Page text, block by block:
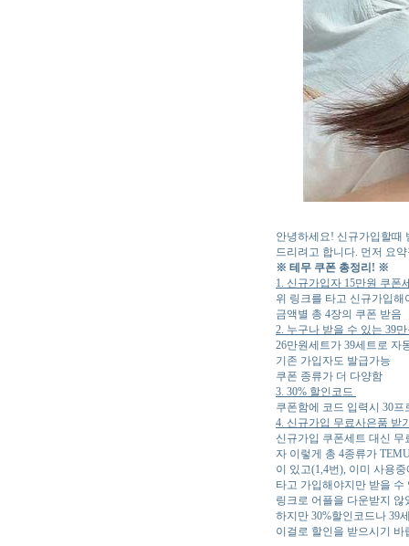
안녕하세요! 신규가입할때
드리려고 합니다. 먼저 요
※ 테무 쿠폰 총정리! ※
1. 신규가입자 15만원 쿠폰
위 링크를 타고 신규가입해
금액별 총 4장의 쿠폰 받음
2. 누구나 받을 수 있는 39
26만원세트가 39세트로 자
기존 가입자도 발급가능
쿠폰 종류가 더 다양함
3. 30% 할인코드
쿠폰함에 코드 입력시 30프
4. 신규가입 무료사은품 받
신규가입 쿠폰세트 대신
자 이렇게 총 4종류가
이 있고(1,4번), 이미 사용
타고 가입해야지만 받을
링크로 어플을 다운받지
하지만 30%할인코드나 39
이걸로 할인을 받으시기